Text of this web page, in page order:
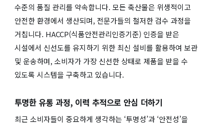
수준의 품질 관리를 약속합니다. 모든 축산물은 위생적이고
안전한 환경에서 생산되며, 전문가들의 철저한 검수 과정을
거칩니다. HACCP(식품안전관리인증기준) 인증을 받은
시설에서 신선도를 유지하기 위한 최신 설비를 활용하여 보관
및 운송하며, 소비자가 가장 신선한 상태로 제품을 받을 수
있도록 시스템을 구축하고 있습니다.
투명한 유통 과정, 이력 추적으로 안심 더하기
최근 소비자들이 중요하게 생각하는 ‘투명성’과 ‘안전성’을